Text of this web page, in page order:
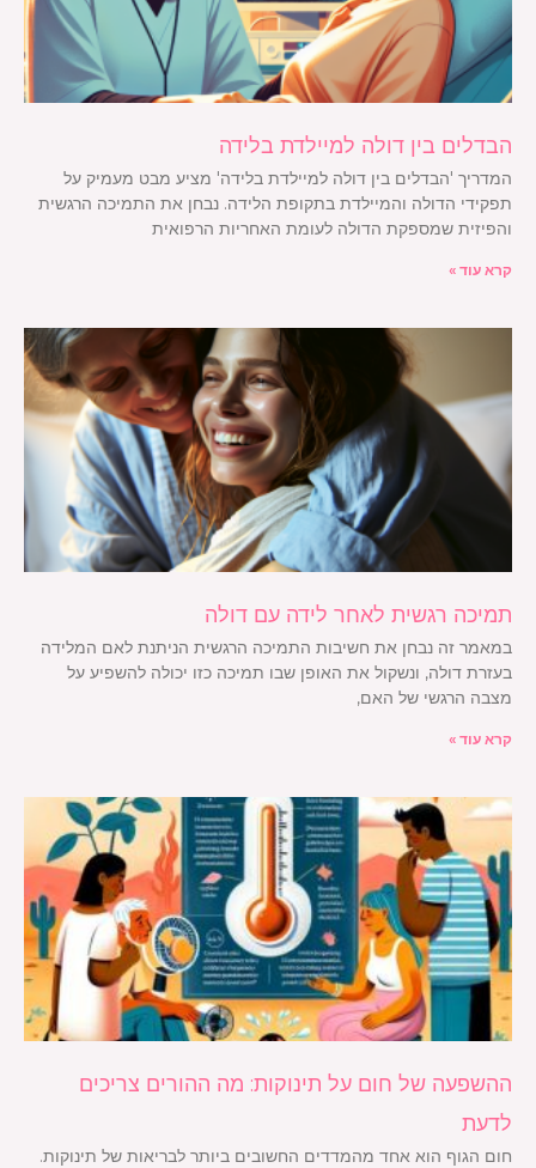
הבדלים בין דולה למיילדת בלידה
המדריך 'הבדלים בין דולה למיילדת בלידה' מציע מבט מעמיק על
תפקידי הדולה והמיילדת בתקופת הלידה. נבחן את התמיכה הרגשית
והפיזית שמספקת הדולה לעומת האחריות הרפואית
קרא עוד »
תמיכה רגשית לאחר לידה עם דולה
במאמר זה נבחן את חשיבות התמיכה הרגשית הניתנת לאם המלידה
בעזרת דולה, ונשקול את האופן שבו תמיכה כזו יכולה להשפיע על
מצבה הרגשי של האם,
קרא עוד »
ההשפעה של חום על תינוקות: מה ההורים צריכים
לדעת
חום הגוף הוא אחד מהמדדים החשובים ביותר לבריאות של תינוקות.